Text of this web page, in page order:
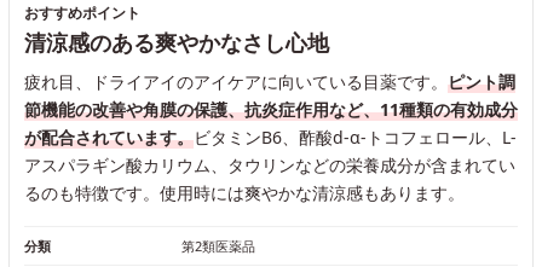
おすすめポイント
清涼感のある爽やかなさし心地
疲れ目、ドライアイのアイケアに向いている目薬です。 ピント調
節機能の改善や角膜の保護、抗炎症作用など、11種類の有効成分
が配合されています。ビタミンB6、酢酸d-α-トコフェロール、L-
アスパラギン酸カリウム、タウリンなどの栄養成分が含まれてい
るのも特徴です。使用時には爽やかな清涼感もあります。
分類 第2類医薬品